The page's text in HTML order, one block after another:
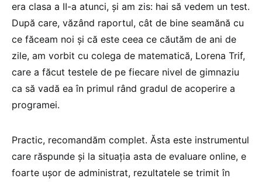
era clasa a II-a atunci, și am zis: hai să vedem un test.
După care, văzând raportul, cât de bine seamănă cu
ce făceam noi și că este ceea ce căutăm de ani de
zile, am vorbit cu colega de matematică, Lorena Trif,
care a făcut testele de pe fiecare nivel de gimnaziu
ca să vadă ea în primul rând gradul de acoperire a
programei.
Practic, recomandăm complet. Ăsta este instrumentul
care răspunde și la situația asta de evaluare online, e
foarte ușor de administrat, rezultatele se trimit în